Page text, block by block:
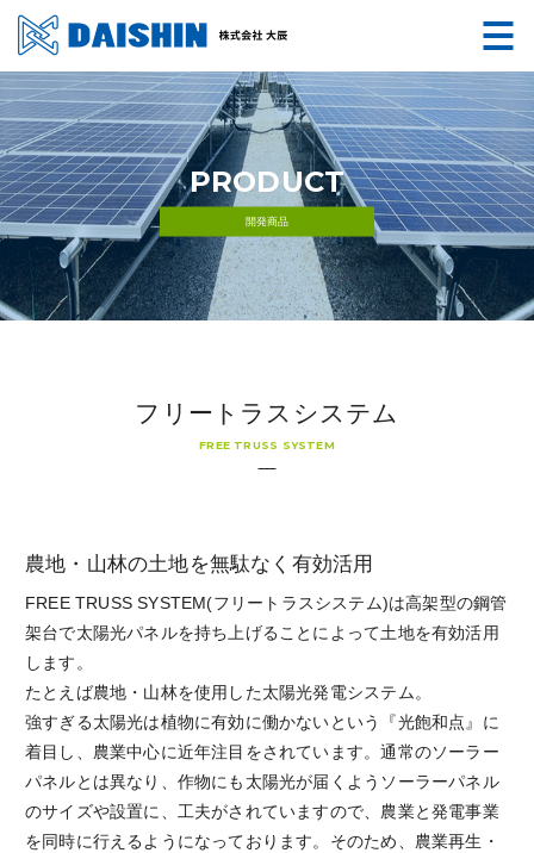
PRODUCT
開発商品
フリートラスシステム
FREE TRUSS SYSTEM
農地・山林の土地を無駄なく有効活用
FREE TRUSS SYSTEM(フリートラスシステム)は高架型の鋼管
架台で太陽光パネルを持ち上げることによって土地を有効活用
します。
たとえば農地・山林を使用した太陽光発電システム。
強すぎる太陽光は植物に有効に働かないという『光飽和点』に
着目し、農業中心に近年注目をされています。通常のソーラー
パネルとは異なり、作物にも太陽光が届くようソーラーパネル
のサイズや設置に、工夫がされていますので、農業と発電事業
を同時に行えるようになっております。そのため、農業再生・